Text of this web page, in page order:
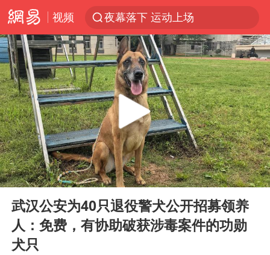
视频
夜幕落下 运动上场
泰交通部副部长回应中国游客遭歧视
美国将对多晶硅衍生品加征15%关税
改名后的“青海拉面”店
台军“汉光秀”开场闹剧多
段绚竞因公牺牲 年仅44岁
泰国突发校园枪击案已致2死多伤
1岁宝宝碰坏纸巾盒 宝妈被索赔924元
女子开一天一夜空调后二氧化碳中毒
97岁英国奶奶飞上天再破吉尼斯纪录
Play
00:00 00:40
武汉公安为40只退役警犬公开招募领养
人：免费，有协助破获涉毒案件的功勋
犬只